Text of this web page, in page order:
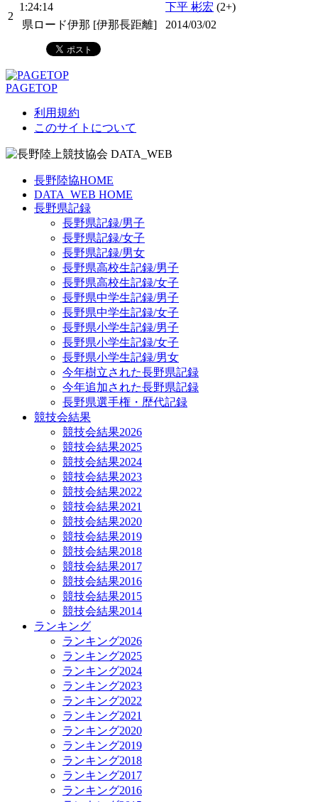
2
1:24:14 下平 彬宏 (2+)
県ロード伊那 [伊那長距離]
2014/03/02
PAGETOP
利用規約
このサイトについて
長野陸協HOME
DATA_WEB HOME
長野県記録
長野県記録/男子
長野県記録/女子
長野県記録/男女
長野県高校生記録/男子
長野県高校生記録/女子
長野県中学生記録/男子
長野県中学生記録/女子
長野県小学生記録/男子
長野県小学生記録/女子
長野県小学生記録/男女
今年樹立された長野県記録
今年追加された長野県記録
長野県選手権・歴代記録
競技会結果
競技会結果2026
競技会結果2025
競技会結果2024
競技会結果2023
競技会結果2022
競技会結果2021
競技会結果2020
競技会結果2019
競技会結果2018
競技会結果2017
競技会結果2016
競技会結果2015
競技会結果2014
ランキング
ランキング2026
ランキング2025
ランキング2024
ランキング2023
ランキング2022
ランキング2021
ランキング2020
ランキング2019
ランキング2018
ランキング2017
ランキング2016